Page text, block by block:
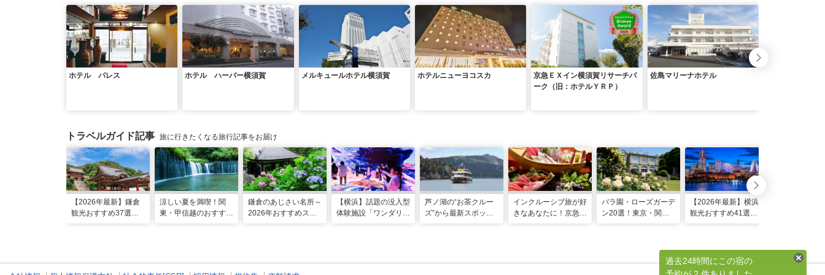
ホテル パレス ホテル ハーバー横須賀 メルキュールホテル横須賀 ホテルニューヨコスカ
京急ＥＸイン横須賀リサーチパ
ーク（旧：ホテルＹＲＰ）
佐島マリーナホテル
トラベルガイド記事 旅に行きたくなる旅行記事をお届け
【2026年最新】鎌倉
観光おすすめ37選！
涼しい夏を満喫！関
東・甲信越のおすすめ
鎌倉のあじさい名所～
2026年おすすめスポ
【横浜】話題の没入型
体験施設「ワンダリア
芦ノ湖の“お茶クルー
ズ”から最新スポット
インクルーシブ旅が好
きなあなたに！京急
バラ園・ローズガーデ
ン20選！東京・関東
【2026年最新】横浜
観光おすすめ41選！
過去24時間にこの宿の